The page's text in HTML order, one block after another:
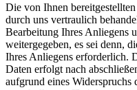
Die von Ihnen
durch uns vertraulich
Bearbeitung Ihres Anliegens
weitergegeben, es sei denn,
Ihres Anliegens erforderlich.
Daten erfolgt nach
aufgrund eines